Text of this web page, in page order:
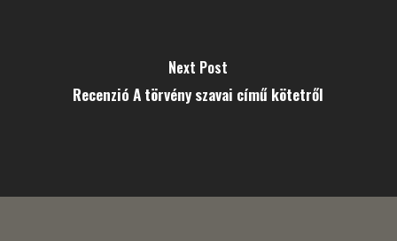
Next Post
Recenzió A törvény szavai című kötetről